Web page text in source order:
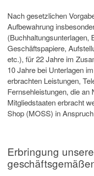
Nach gesetzlichen
Aufbewahrung
(Buchhaltungsunterlagen,
Geschäftspapiere,
etc.), für 22 Jahre im
10 Jahre bei Unterlagen
erbrachten Leistungen,
Fernsehleistungen, die an
Mitgliedstaaten erbracht
Shop (MOSS) in
Erbringung